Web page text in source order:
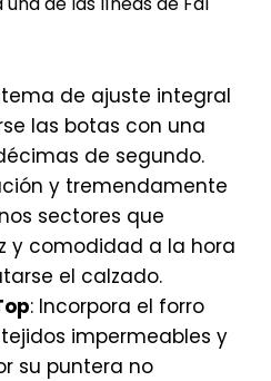
de ajuste integral
las botas con una
de segundo.
y tremendamente
sectores que
y comodidad a la hora
el calzado.
: Incorpora el forro
impermeables y
su puntera no